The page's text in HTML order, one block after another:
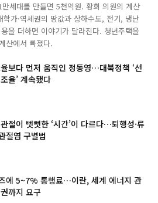
세대를 만들면 5천억원. 황희 의원의 계산
가·역세권의 땅값과 상하수도, 전기, 냉난
을 더하면 이야기가 달라진다. 청년주택을
산에서 빠졌다.
보다 먼저 움직인 정동영…대북정책 ‘선
율’ 계속됐다
절이 뻣뻣한 ‘시간’이 다르다…퇴행성·류
절염 구별법
에 5~7% 통행료…이란, 세계 에너지 관
까지 요구